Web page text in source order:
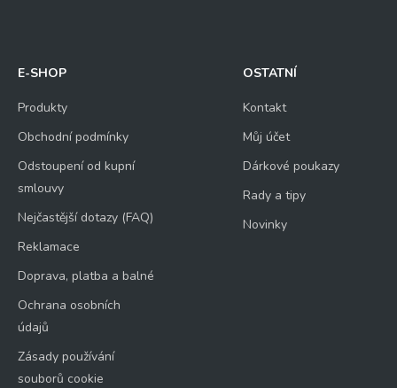
E-SHOP
Produkty
Obchodní podmínky
Odstoupení od kupní
smlouvy
Nejčastější dotazy (FAQ)
Reklamace
Doprava, platba a balné
Ochrana osobních
údajů
Zásady používání
souborů cookie
OSTATNÍ
Kontakt
Můj účet
Dárkové poukazy
Rady a tipy
Novinky